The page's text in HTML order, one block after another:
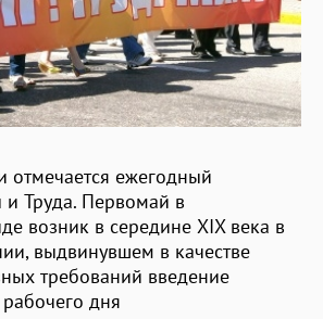
отмечается ежегодный
Труда. Первомай в
возник в середине XIX века в
выдвинувшем в качестве
требований введение
дня